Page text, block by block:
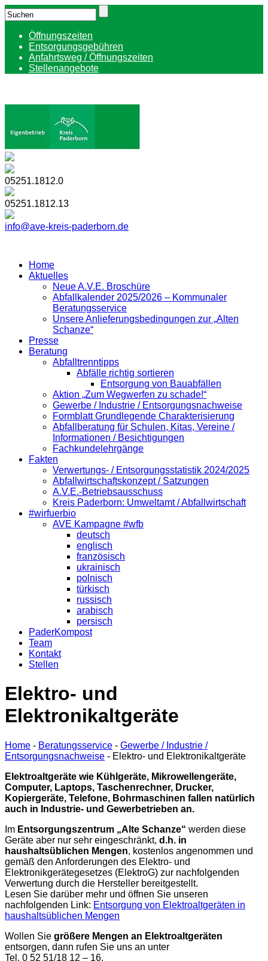
Öffnungszeiten
Entsorgungsgebühren
Anfahrtsweg / Öffnungszeiten
Stellenangebote
05251.1812.0
05251.1812.13
info@ave-kreis-paderborn.de
Home
Aktuelles
Neue A.V.E. Broschüre
Abfallkalender 2025/2026 – Kommunaler
Beratungsservice
Unsere Anlieferungsbedingungen zur „Alten
Schanze“
Presse
Beratung
Abfalltrenntipps
Abfälle richtig sortieren
Entsorgung von Bauabfällen
Aktion „Zum Wegwerfen zu schade!“
Gewerbe / Industrie / Entsorgungsnachweise
Formblatt Grundlegende Charakterisierung
Abfallberatung für Schulen, Kitas, Vereine /
Informationen / Besichtigungen
Fachkundelehrgänge
Fakten
Verwertungs- / Entsorgungsstatistik 2024/2025
Abfallwirtschaftskonzept / Satzungen
A.V.E.-Betriebsausschuss
Kreis Paderborn: Umweltamt / Abfallwirtschaft
#wirfuerbio
AVE Kampagne #wfb
deutsch
englisch
französisch
ukrainisch
polnisch
türkisch
russisch
arabisch
persisch
PaderKompost
Team
Kontakt
Stellen
Elektro- und
Elektronikaltgeräte
Home - Beratungsservice - Gewerbe / Industrie /
Entsorgungsnachweise - Elektro- und Elektronikaltgeräte
Elektroaltgeräte wie Kühlgeräte, Mikrowellengeräte,
Computer, Laptops, Taschenrechner, Drucker,
Kopiergeräte, Telefone, Bohrmaschinen fallen natürlich
auch in Industrie- und Gewerbetrieben an.
Im Entsorgungszentrum „Alte Schanze“ werden diese
Geräte aber nur sehr eingeschränkt, d.h. in
haushaltsüblichen Mengen, kostenlos angenommen und
gemäß den Anforderungen des Elektro- und
Elektronikgerätegesetzes (ElektroG) zur nachfolgenden
Verwertung durch die Hersteller bereitgestellt.
Lesen Sie darüber mehr und öffnen Sie unseren
nachfolgenden Link: Entsorgung von Elektroaltgeräten in
haushaltsüblichen Mengen
Wollen Sie größere Mengen an Elektroaltgeräten
entsorgen, dann rufen Sie uns an unter
Tel. 0 52 51/18 12 – 16.